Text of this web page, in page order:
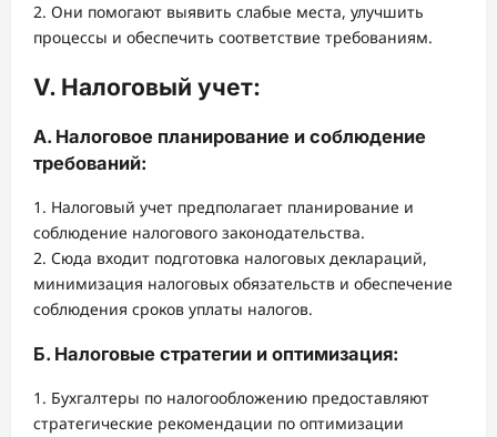
2. Они помогают выявить слабые места, улучшить
процессы и обеспечить соответствие требованиям.
V. Налоговый учет:
А. Налоговое планирование и соблюдение
требований:
1. Налоговый учет предполагает планирование и
соблюдение налогового законодательства.
2. Сюда входит подготовка налоговых деклараций,
минимизация налоговых обязательств и обеспечение
соблюдения сроков уплаты налогов.
Б. Налоговые стратегии и оптимизация:
1. Бухгалтеры по налогообложению предоставляют
стратегические рекомендации по оптимизации